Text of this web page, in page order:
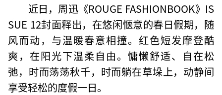
近日，周迅《ROUGE FASHIONBOOK》IS
SUE 12封面释出，在悠闲惬意的春日假期，随
风而动，与温暖春意相撞。红色短发摩登酷
爽，在阳光下温柔自由。慵懒舒适、自在松
弛，时而荡荡秋千，时而躺在草垛上，动静间
享受轻松的度假一日。